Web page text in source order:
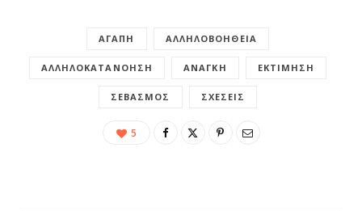
ΑΓΆΠΗ ΑΛΛΗΛΟΒΟΉΘΕΙΑ
ΑΛΛΗΛΟΚΑΤΑΝΌΗΣΗ ΑΝΆΓΚΗ ΕΚΤΊΜΗΣΗ
ΣΕΒΑΣΜΌΣ ΣΧΈΣΕΙΣ
5